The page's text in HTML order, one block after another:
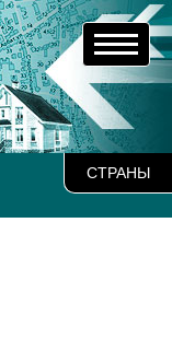
СТРАНЫ